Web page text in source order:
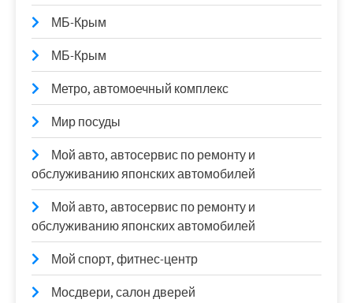
МБ-Крым
МБ-Крым
Метро, автомоечный комплекс
Мир посуды
Мой авто, автосервис по ремонту и
обслуживанию японских автомобилей
Мой авто, автосервис по ремонту и
обслуживанию японских автомобилей
Мой спорт, фитнес-центр
Мосдвери, салон дверей